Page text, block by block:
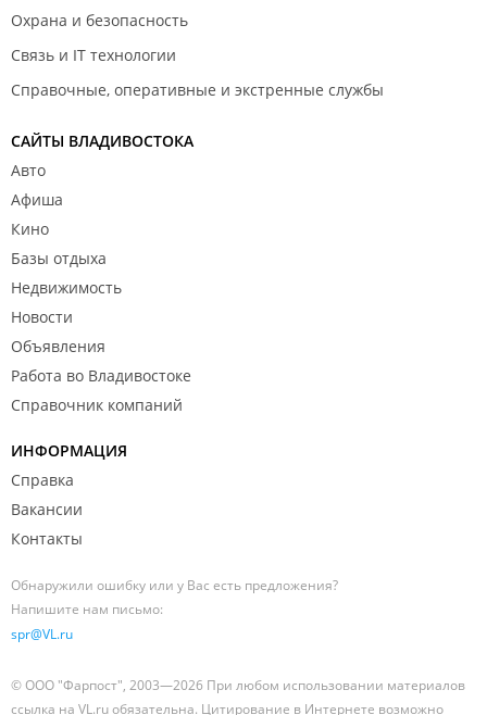
Охрана и безопасность
Связь и IT технологии
Справочные, оперативные и экстренные службы
САЙТЫ ВЛАДИВОСТОКА
Авто
Афиша
Кино
Базы отдыха
Недвижимость
Новости
Объявления
Работа во Владивостоке
Справочник компаний
ИНФОРМАЦИЯ
Справка
Вакансии
Контакты
Обнаружили ошибку или у Вас есть предложения?
Напишите нам письмо:
spr@VL.ru
© ООО "Фарпост", 2003—2026 При любом использовании материалов
ссылка на VL.ru обязательна. Цитирование в Интернете возможно